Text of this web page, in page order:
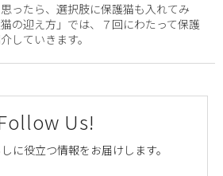
ったら、選択肢に保護猫も入れてみ
の迎え方」では、７回にわたって保護
していきます。
Us!
に役立つ情報をお届けします。